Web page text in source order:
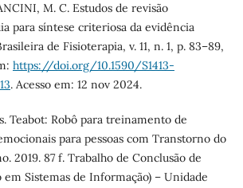
M. C. Estudos de revisão
para síntese criteriosa da evidência
de Fisioterapia, v. 11, n. 1, p. 83–89,
https://doi.org/10.1590/S1413-
. Acesso em: 12 nov 2024.
Teabot: Robô para treinamento de
para pessoas com Transtorno do
2019. 87 f. Trabalho de Conclusão de
em Sistemas de Informação) – Unidade